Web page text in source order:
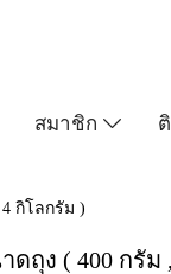
สมาชิก
กิโลกรัม )
ดถุง ( 400 กรั